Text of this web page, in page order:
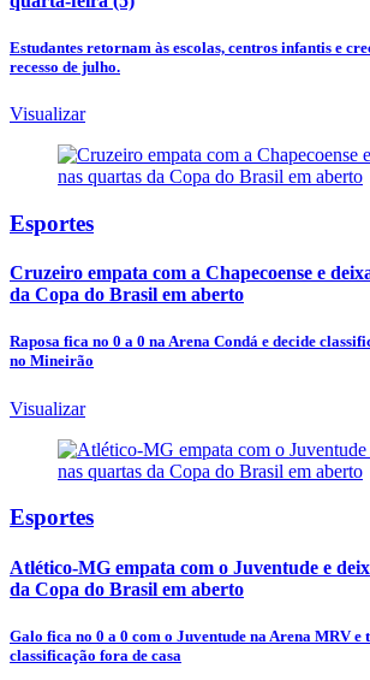
Estudantes retornam às escolas, centros infantis e
recesso de julho.
Visualizar
Esportes
Cruzeiro empata com a Chapecoense e
da Copa do Brasil em aberto
Raposa fica no 0 a 0 na Arena Condá e decide
no Mineirão
Visualizar
Esportes
Atlético-MG empata com o Juventude e
da Copa do Brasil em aberto
Galo fica no 0 a 0 com o Juventude na Arena MRV e
classificação fora de casa